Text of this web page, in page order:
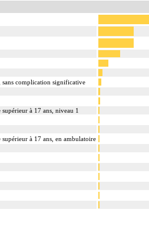
sans complication significative
à 17 ans, niveau 1
à 17 ans, en ambulatoire